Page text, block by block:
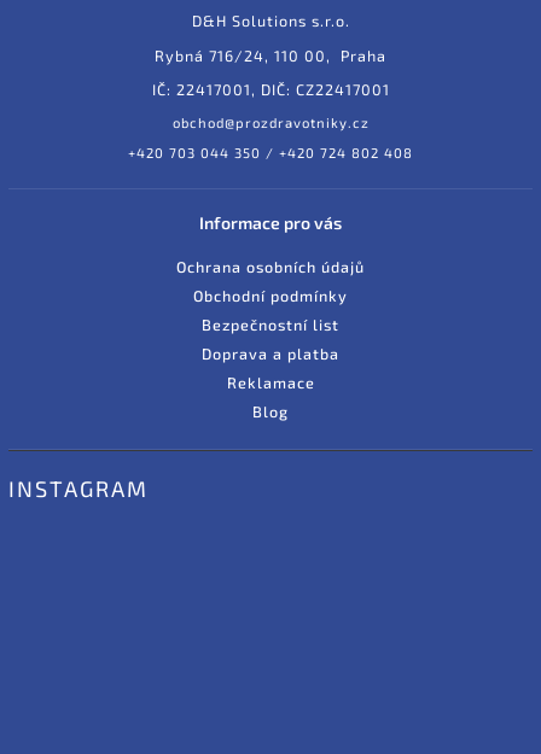
D&H Solutions s.r.o.
Rybná 716/24, 110 00, Praha
IČ: 22417001, DIČ: CZ22417001
obchod@prozdravotniky.cz
+420 703 044 350 / +420 724 802 408
Informace pro vás
Ochrana osobních údajů
Obchodní podmínky
Bezpečnostní list
Doprava a platba
Reklamace
Blog
INSTAGRAM